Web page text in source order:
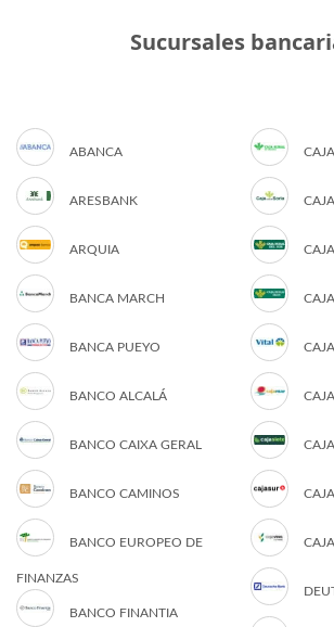
Sucursales
ABANCA
ARESBANK
ARQUIA
BANCA MARCH
BANCA PUEYO
BANCO ALCALÁ
BANCO CAIXA GERAL
BANCO CAMINOS
BANCO EUROPEO DE
FINANZAS
BANCO FINANTIA